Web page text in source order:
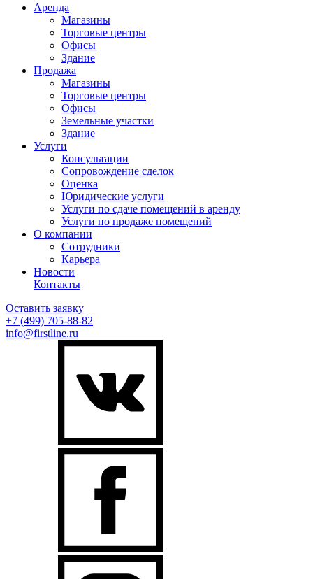
Аренда
Магазины
Торговые центры
Офисы
Здание
Продажа
Магазины
Торговые центры
Офисы
Земельные участки
Здание
Услуги
Консультации
Сопровождение сделок
Оценка
Юридические услуги
Услуги по сдаче помещений в аренду
Услуги по продаже помещений
О компании
Сотрудники
Карьера
Новости
Контакты
Оставить заявку
+7 (499) 705-88-82
info@firstline.ru